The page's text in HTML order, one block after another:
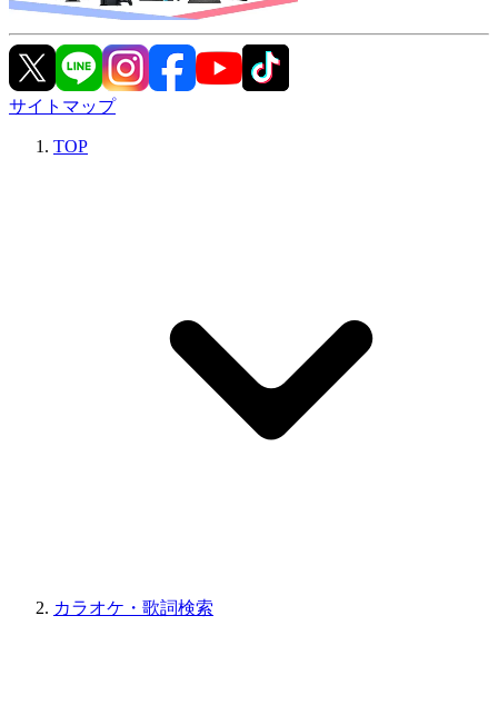
サイトマップ
TOP
カラオケ・歌詞検索